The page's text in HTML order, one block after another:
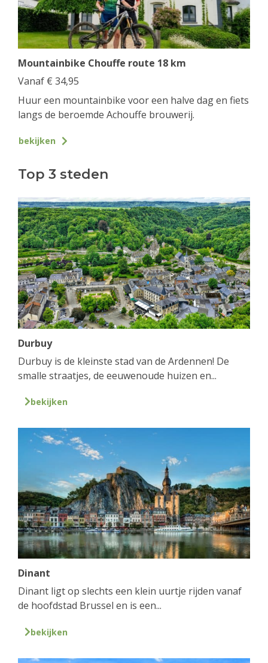
Mountainbike Chouffe route 18 km
Vanaf € 34,95
Huur een mountainbike voor een halve dag en fiets
langs de beroemde Achouffe brouwerij.
bekijken
Top 3 steden
Durbuy
Durbuy is de kleinste stad van de Ardennen! De
smalle straatjes, de eeuwenoude huizen en...
bekijken
Dinant
Dinant ligt op slechts een klein uurtje rijden vanaf
de hoofdstad Brussel en is een...
bekijken